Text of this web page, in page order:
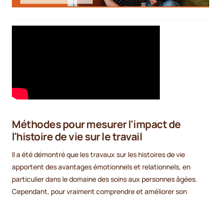
Méthodes pour mesurer l'impact de
l'histoire de vie sur le travail
Il a été démontré que les travaux sur les histoires de vie
apportent des avantages émotionnels et relationnels, en
particulier dans le domaine des soins aux personnes âgées.
Cependant, pour vraiment comprendre et améliorer son